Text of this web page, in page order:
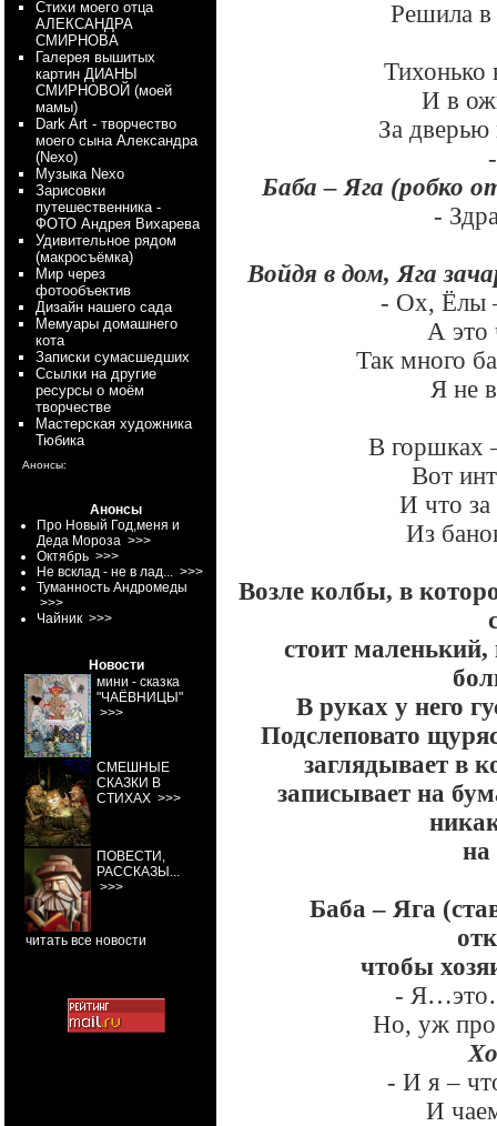
Стихи моего отца
АЛЕКСАНДРА
СМИРНОВА
Галерея вышитых
картин ДИАНЫ
СМИРНОВОЙ (моей
мамы)
Dark Art - творчество
моего сына Александра
(Nexo)
Myзыка Nexo
Зарисовки
путешественника -
ФОТО Андрея Вихарева
Удивительное рядом
(макросъёмка)
Мир через
фотообъектив
Дизайн нашего сада
Мемуары домашнего
кота
Записки сумасшедших
Ссылки на другие
ресурсы о моём
творчестве
Мастерская художника
Тюбика
Анонсы:
Анонсы
Про Новый Год,меня и
Деда Мороза >>>
Октябрь >>>
Не всклад - не в лад... >>>
Туманность Андромеды
>>>
Чайник >>>
Новости
мини - сказка
"ЧАЁВНИЦЫ"
>>>
СМЕШНЫЕ
СКАЗКИ В
СТИХАХ >>>
ПОВЕСТИ,
РАССКАЗЫ...
>>>
читать все новости
Решила в
Тихонько
И в
За дверью
Баба – Яга (робко
-
Войдя в дом, Яга
- Ох, Ёлы
А это
Так много
Я не
В горшках
Вот
И что за
Из
Возле колбы, в
стоит маленький,
В руках у него
Подслеповато
заглядывает в
записывает на
на
Баба – Яга
чтобы
-
Но, уж
- И я –
И